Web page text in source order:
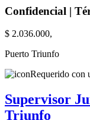
Confidencial |
$ 2.036.000,
Puerto Triunfo
Requerido con
Supervisor
Triunfo